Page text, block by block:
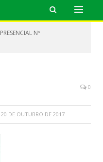
Nº
0
20 DE OUTUBRO DE 2017